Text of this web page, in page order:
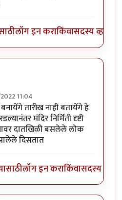
लॉग इन कराकिंवासदस्य व्हा
11:04
बंद करून पातळी कशी समजते
तारीख नाही बतायेंगे हे
मंदिर निर्मिती दृष्टी
दातखिळी बसलेले लोक
दिसतात
लॉग इन कराकिंवासदस्य व्हा